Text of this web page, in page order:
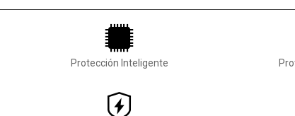
Protección Inteligente